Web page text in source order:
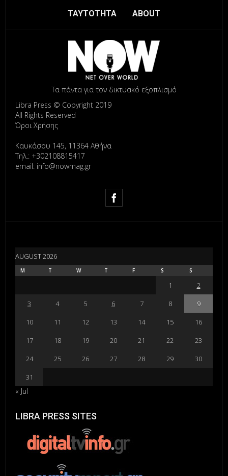
ΤΑΥΤΟΤΗΤΑ ABOUT
Τα πάντα για τον δικτυακό εξοπλισμό
Libra Press © Copyright 2019
All Rights Reserved
Όροι Χρήσης
Καυκάσου 145, 11364 Αθήνα
Τηλ.: +302108815417
email: info@nowmag.gr
AUGUST 2026
M T W T F S S
1
2
3
4 5 6 7 8
9
10
11 12 13 14 15
16
17
18 19 20 21 22
23
24
25 26 27 28 29
30
31
« Jul
LIBRA PRESS SITES